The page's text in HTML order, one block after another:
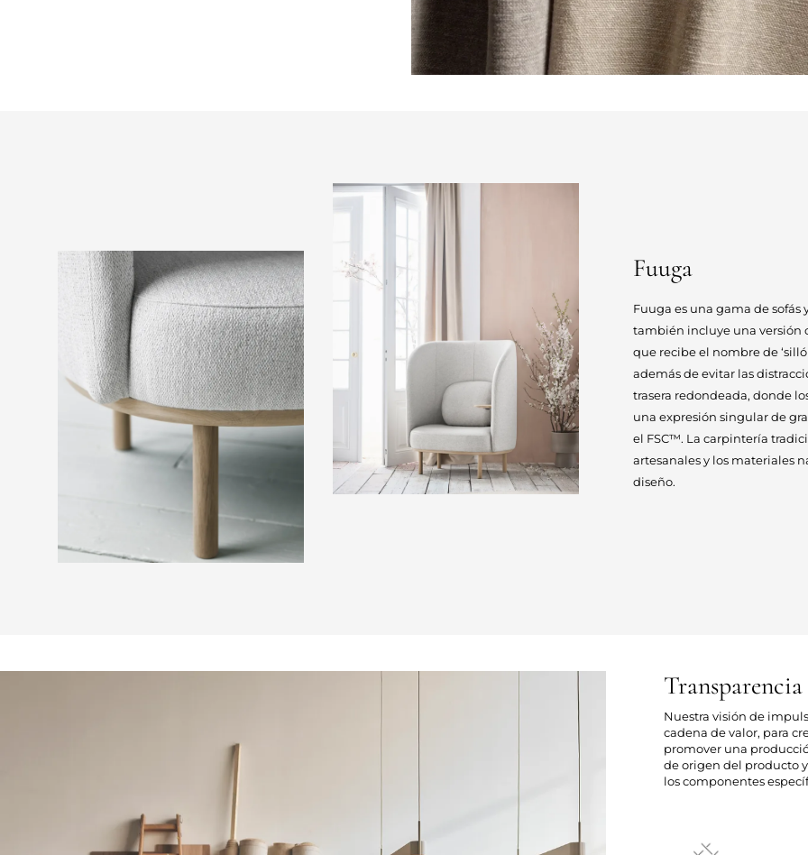
Fuuga
Fuuga es una gama de
también incluye una versión
que recibe el nombre de
además de evitar las
trasera redondeada, donde
una expresión singular de
el FSC™. La carpintería
artesanales y los materiales
diseño.
Nuestra visión de
cadena de valor, para
promover una
de origen del producto
los componentes